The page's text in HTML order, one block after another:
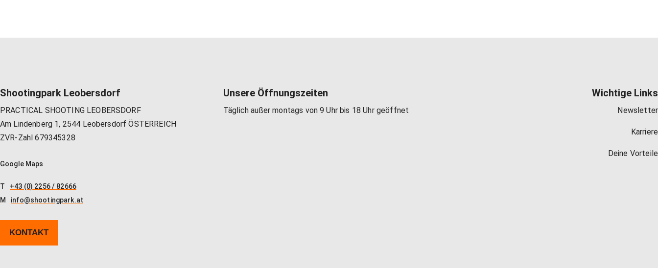
Shootingpark Leobersdorf
PRACTICAL SHOOTING LEOBERSDORF
Am Lindenberg 1, 2544 Leobersdorf ÖSTERREICH
ZVR-Zahl 679345328
Google Maps
T
+43 (0) 2256 / 82666
M
info@shootingpark.at
KONTAKT
Unsere Öffnungszeiten
Täglich außer montags von 9 Uhr bis 18 Uhr geöffnet
Wichtige Links
Newsletter
Karriere
Deine Vorteile